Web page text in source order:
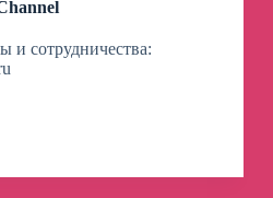
и сотрудничества: